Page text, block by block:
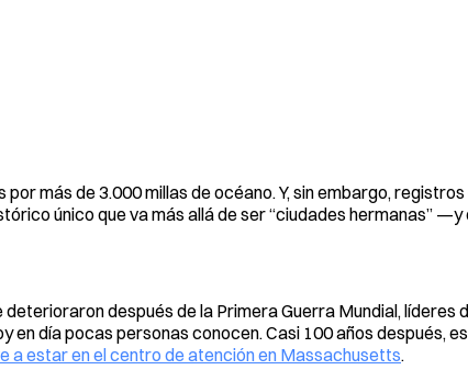
más de 3.000 millas de océano. Y, sin embargo, registros
único que va más allá de ser “ciudades hermanas” —y
después de la Primera Guerra Mundial, líderes
día pocas personas conocen. Casi 100 años después,
a estar en el centro de atención en Massachusetts.